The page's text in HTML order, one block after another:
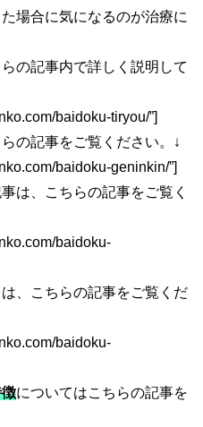
場合に気になるのが治療に
の記事内で詳しく説明して
baidoku-tiryou/”]
の記事をご覧ください。↓
baidoku-geninkin/”]
は、こちらの記事をご覧く
baidoku-
、こちらの記事をご覧くだ
baidoku-
についてはこちらの記事を